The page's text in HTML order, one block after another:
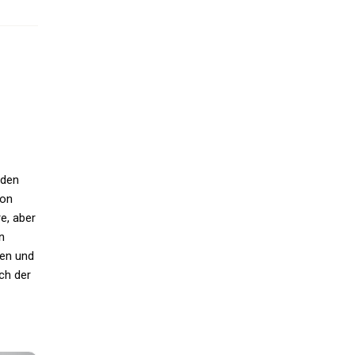
aber
und
der